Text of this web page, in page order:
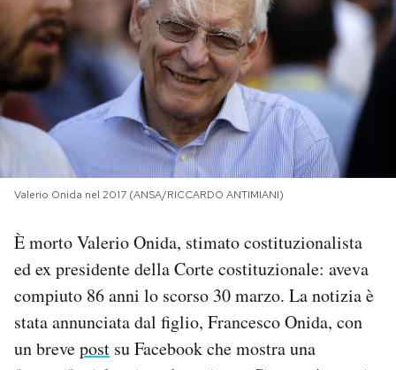
PODCAST
NEWSLETTER
I MIEI PREFERITI
CALENDARIO
AREA PERSONALE
Area Personale
Valerio Onida nel 2017 (ANSA/RICCARDO ANTIMIANI)
È morto Valerio Onida, stimato costituzionalista
ed ex presidente della Corte costituzionale: aveva
compiuto 86 anni lo scorso 30 marzo. La notizia è
stata annunciata dal figlio, Francesco Onida, con
un brevepost su Facebook che mostra una